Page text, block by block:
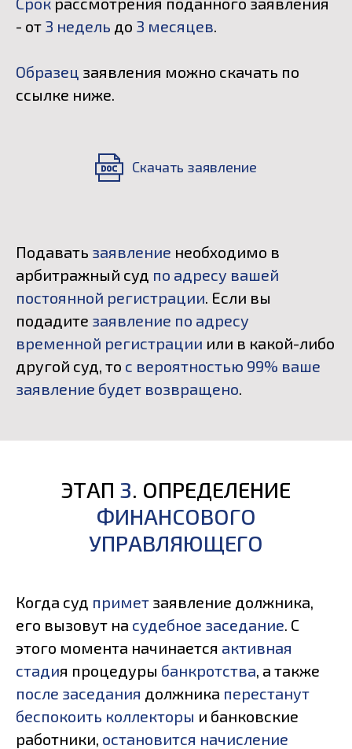
- от 3 недель до 3 месяцев.
Образец заявления можно скачать по
ссылке ниже.
Скачать заявление
Подавать заявление необходимо в
арбитражный суд по адресу вашей
постоянной регистрации. Если вы
подадите заявление по адресу
временной регистрации или в какой-либо
другой суд, то с вероятностью 99% ваше
заявление будет возвращено.
ЭТАП 3. ОПРЕДЕЛЕНИЕ
ФИНАНСОВОГО
УПРАВЛЯЮЩЕГО
Когда суд примет заявление должника,
его вызовут на судебное заседание. С
этого момента начинается активная
стадия процедуры банкротства, а также
после заседания должника перестанут
беспокоить коллекторы и банковские
работники, остановится начисление